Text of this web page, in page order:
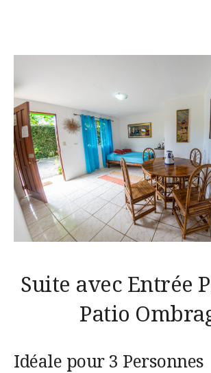
Suite avec Entrée
Patio
Idéale pour 3 Personnes